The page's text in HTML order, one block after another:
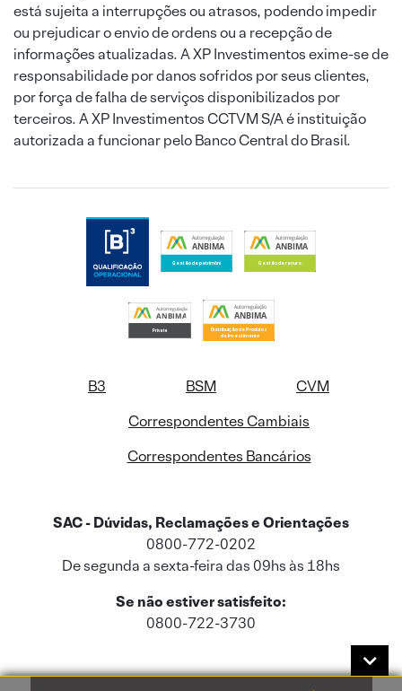
está sujeita a interrupções ou atrasos, podendo impedir
ou prejudicar o envio de ordens ou a recepção de
informações atualizadas. A XP Investimentos exime-se de
responsabilidade por danos sofridos por seus clientes,
por força de falha de serviços disponibilizados por
terceiros. A XP Investimentos CCTVM S/A é instituição
autorizada a funcionar pelo Banco Central do Brasil.
B3 BSM
CVM
Correspondentes Cambiais
Correspondentes Bancários
SAC - Dúvidas, Reclamações e Orientações
0800-772-0202
De segunda a sexta-feira das 09hs às 18hs
Se não estiver satisfeito:
0800-722-3730